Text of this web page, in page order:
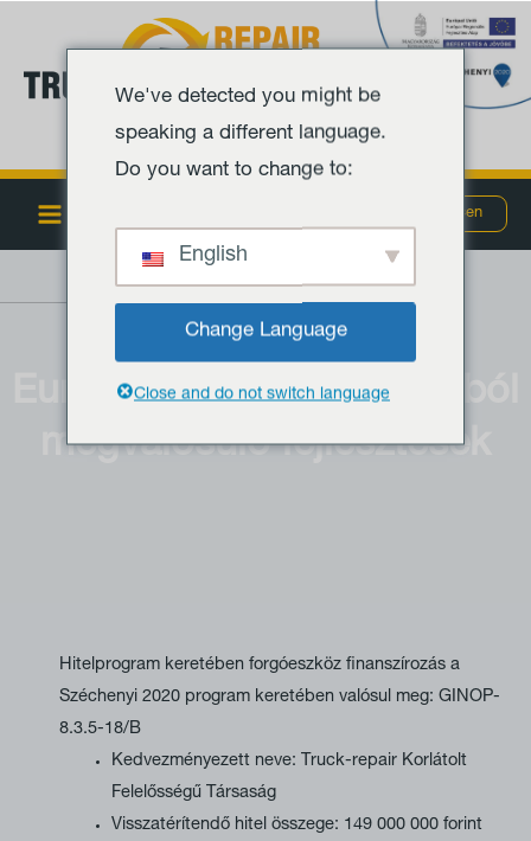
tartalomra
Menu
Debrecen
Európai uniós támogatásból
megvalósuló fejlesztések
Hitelprogram keretében forgóeszköz finanszírozás a
Széchenyi 2020 program keretében valósul meg: GINOP-
8.3.5-18/B
Kedvezményezett neve: Truck-repair Korlátolt
Felelősségű Társaság
Visszatérítendő hitel összege: 149 000 000 forint
We've detected you might be
speaking a different language.
Do you want to change to:
English
Change Language
Close and do not switch language